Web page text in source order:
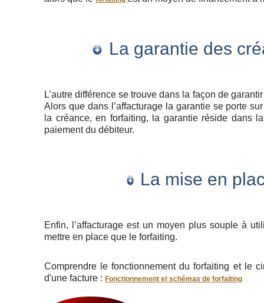
La garantie des
L’autre différence se trouve dans la façon de
Alors que dans l’affacturage la garantie se porte
la créance, en forfaiting, la garantie réside dans
paiement du débiteur.
La mise en
Enfin, l’affacturage est un moyen plus souple à
mettre en place que le forfaiting.
Comprendre le fonctionnement du forfaiting et le
d'une facture : Fonctionnement et schémas de forfaiting